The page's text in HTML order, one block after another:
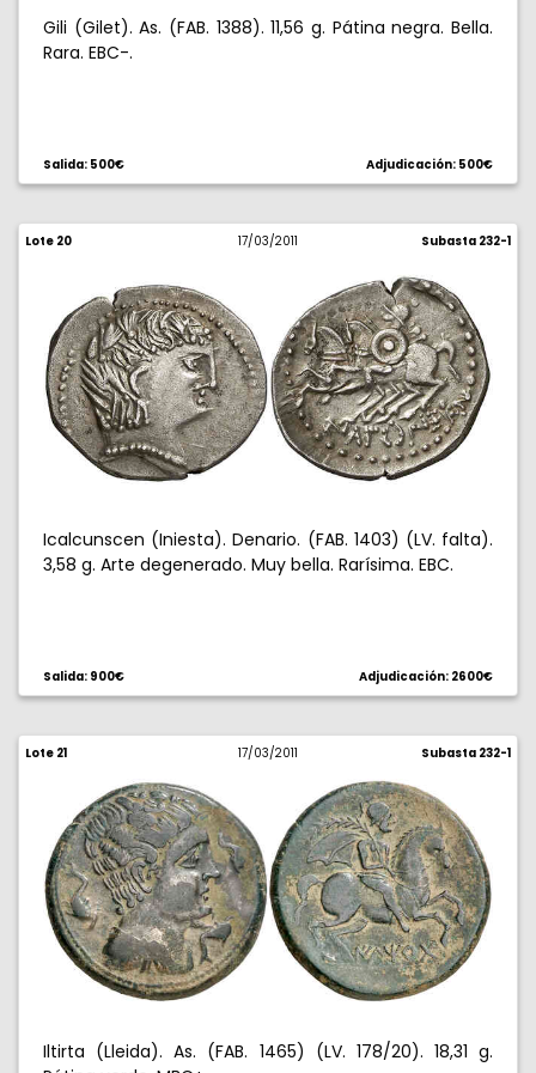
Gili (Gilet). As. (FAB. 1388). 11,56 g. Pátina negra. Bella.
Rara. EBC-.
Salida: 500€ Adjudicación: 500€
Lote 20 17/03/2011 Subasta 232-1
Icalcunscen (Iniesta). Denario. (FAB. 1403) (LV. falta).
3,58 g. Arte degenerado. Muy bella. Rarísima. EBC.
Salida: 900€ Adjudicación: 2600€
Lote 21 17/03/2011 Subasta 232-1
Iltirta (Lleida). As. (FAB. 1465) (LV. 178/20). 18,31 g.